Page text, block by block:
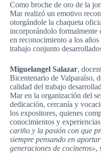
Como broche de oro de la
Mar realizó un emotivo
otorgándole la chaqueta
incorporándolo formalmente
en reconocimiento a los
trabajo conjunto
Miguelangel Salazar,
Bicentenario de Valparaíso,
calidad del trabajo
Mar en la organización del
dedicación, cercanía y
los expositores, quienes
conocimientos y
cariño y la pasión con que
siempre pensando en
generaciones de cocineros»,